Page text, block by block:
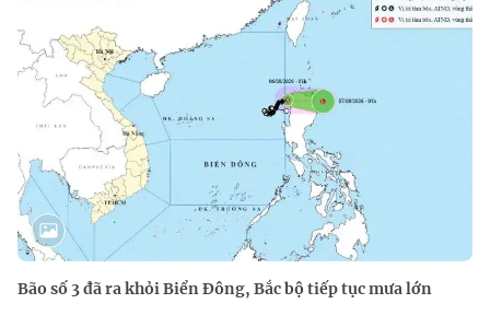
Bão số 3 đã ra khỏi Biển Đông, Bắc bộ tiếp tục mưa lớn